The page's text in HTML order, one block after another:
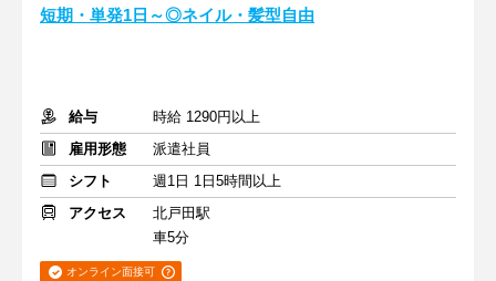
短期・単発1日～◎ネイル・髪型自由
給与
時給 1290円以上
雇用形態
派遣社員
シフト
週1日 1日5時間以上
アクセス
北戸田駅
車5分
オンライン面接可